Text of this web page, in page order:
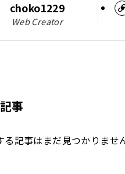
choko1229
Web Creator
事
る記事はまだ見つかりませ